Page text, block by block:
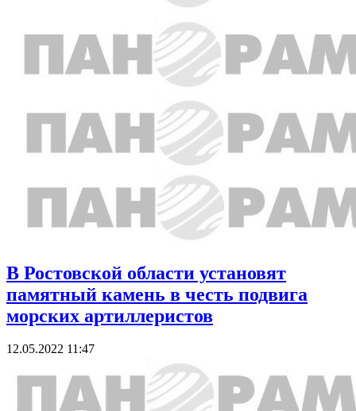
В Ростовской области установят
памятный камень в честь подвига
морских артиллеристов
12.05.2022 11:47